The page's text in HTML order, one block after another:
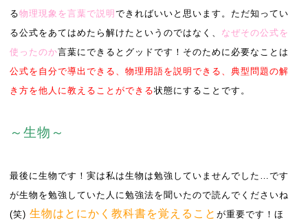
る物理現象を言葉で説明 できればいいと思います。ただ知ってい
る公式をあてはめたら解けたというのではなく、 なぜその公式を
使ったのか言葉にできるとグッドです！そのために必要なことは
公式を自分で導出できる、物理用語を説明できる、典型問題の解
き方を他人に教えることができる状態にすることです。
～生物～
最後に生物です！実は私は生物は勉強していませんでした…です
が生物を勉強していた人に勉強法を聞いたので読んでくださいね
(笑) 生物はとにかく教科書を覚えること が重要です！ ほ